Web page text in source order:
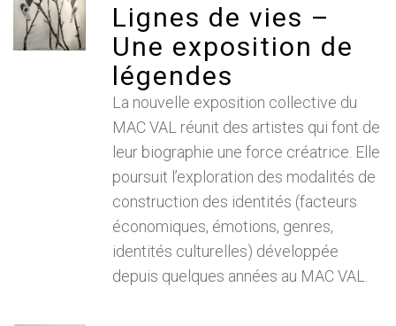
Lignes de vies –
Une exposition de
légendes
La nouvelle exposition collective du
MAC VAL réunit des artistes qui font de
leur biographie une force créatrice. Elle
poursuit l’exploration des modalités de
construction des identités (facteurs
économiques, émotions, genres,
identités culturelles) développée
depuis quelques années au MAC VAL.